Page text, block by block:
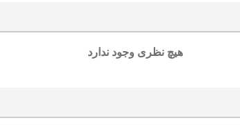
هیچ نظری وجود ندارد